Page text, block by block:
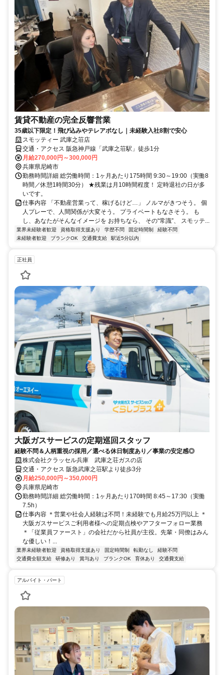
賃貸不動産の完全反響営業
35歳以下限定！飛び込みやテレアポなし｜未経験入社8割で安心
スモッティー 武庫之荘店
交通・アクセス 阪急神戸線「武庫之荘駅」徒歩1分
月給270,000円～300,000円
兵庫県尼崎市
勤務時間詳細 総労働時間：1ヶ月あたり175時間 9:30～19:00（実働8
時間／休憩1時間30分） ★残業は月10時間程度！ 定時退社の日が多
いです。
仕事内容 「不動産営業って、稼げるけど…」 ノルマがきつそう。 個
人プレーで、人間関係が大変そう。 プライベートもなさそう。 も
し、あなたがそんなイメージを お持ちなら、 その“常識”、 スモッテ...
業界未経験者歓迎 資格取得支援あり 学歴不問 固定時間制
経験不問
未経験者歓迎
ブランクOK 交通費支給 駅近5分以内
正社員
大阪ガスサービスの定期巡回スタッフ
経験不問＆人柄重視の採用／選べる休日制度あり／事業の安定感◎
株式会社クラッセル兵庫 武庫之荘ガスの店
交通・アクセス 阪急武庫之荘駅より徒歩3分
月給250,000円～350,000円
兵庫県尼崎市
勤務時間詳細 総労働時間：1ヶ月あたり170時間 8:45～17:30（実働
7.5h）
仕事内容 ＊営業や社会人経験は不問！未経験でも月給25万円以上 ＊
大阪ガスサービスご利用者様への定期点検やアフターフォロー業務
＊「従業員ファースト」の会社だから社員が主役。先輩・同僚はみん
な優しい！...
業界未経験者歓迎 資格取得支援あり 固定時間制 転勤なし
経験不問
交通費全額支給
研修あり 賞与あり ブランクOK 育休あり 交通費支給
アルバイト・パート